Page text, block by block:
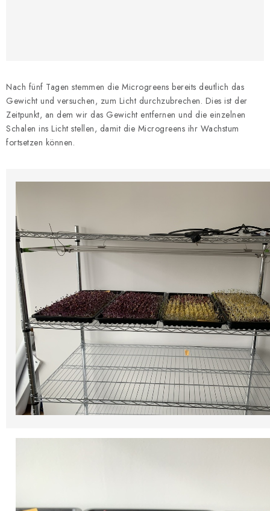
Nach fünf Tagen stemmen die Microgreens bereits deutlich das
Gewicht und versuchen, zum Licht durchzubrechen. Dies ist der
Zeitpunkt, an dem wir das Gewicht entfernen und die einzelnen
Schalen ins Licht stellen, damit die Microgreens ihr Wachstum
fortsetzen können.